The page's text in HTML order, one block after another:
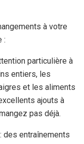
à votre
:
particulière à
entiers, les
et les aliments
ajouts à
pas déjà.
des entraînements